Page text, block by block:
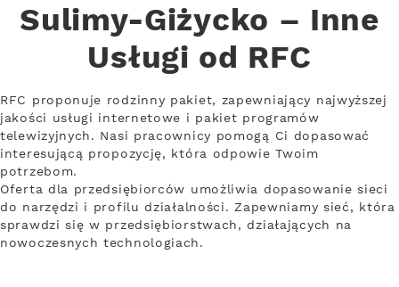
Sulimy-Giżycko – Inne
Usługi od RFC
RFC proponuje rodzinny pakiet, zapewniający najwyższej
jakości usługi internetowe i pakiet programów
telewizyjnych. Nasi pracownicy pomogą Ci dopasować
interesującą propozycję, która odpowie Twoim
potrzebom.
Oferta dla przedsiębiorców umożliwia dopasowanie sieci
do narzędzi i profilu działalności. Zapewniamy sieć, która
sprawdzi się w przedsiębiorstwach, działających na
nowoczesnych technologiach.